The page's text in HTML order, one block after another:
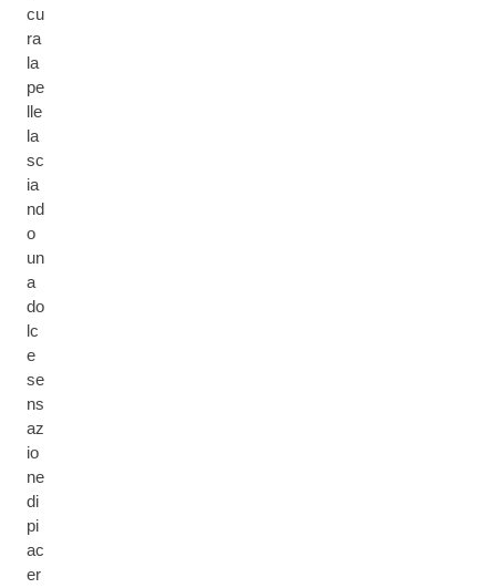
cu
ra
la
pe
lle
la
sc
ia
nd
o
un
a
do
lc
e
se
ns
az
io
ne
di
pi
ac
er